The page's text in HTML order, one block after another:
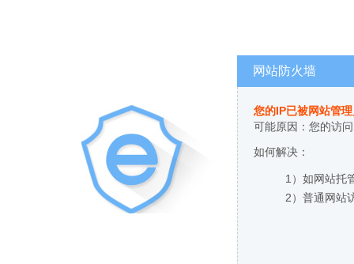
网站防火墙
您的IP已被网站管
可能原因：您的访
如何解决：
1）如网站托
2）普通网站